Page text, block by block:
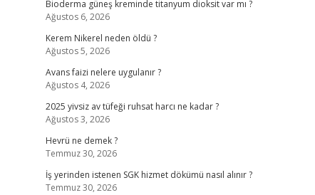
Bioderma güneş kreminde titanyum dioksit var mı ?
Ağustos 6, 2026
Kerem Nikerel neden öldü ?
Ağustos 5, 2026
Avans faizi nelere uygulanır ?
Ağustos 4, 2026
2025 yivsiz av tüfeği ruhsat harcı ne kadar ?
Ağustos 3, 2026
Hevrü ne demek ?
Temmuz 30, 2026
İş yerinden istenen SGK hizmet dökümü nasıl alınır ?
Temmuz 30, 2026